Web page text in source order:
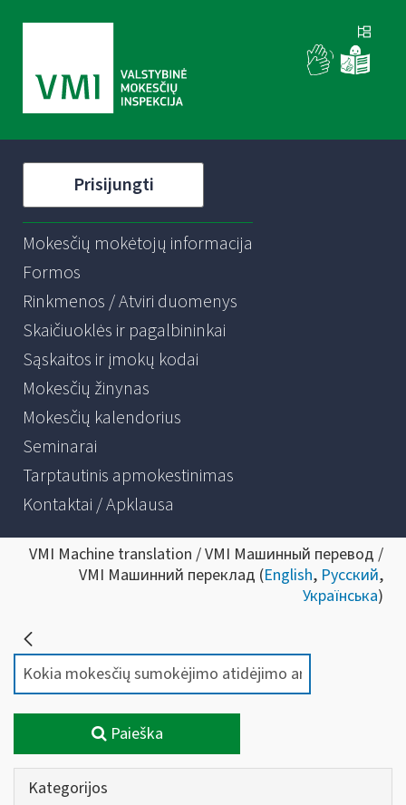
Prisijungti
Mokesčių mokėtojų informacija
Formos
Rinkmenos / Atviri duomenys
Skaičiuoklės ir pagalbininkai
Sąskaitos ir įmokų kodai
Mokesčių žinynas
Mokesčių kalendorius
Seminarai
Tarptautinis apmokestinimas
Kontaktai / Apklausa
VMI Machine translation / VMI Машинный перевод /
VMI Машинний переклад (English, Русский,
Українська)
Paieška
Kategorijos